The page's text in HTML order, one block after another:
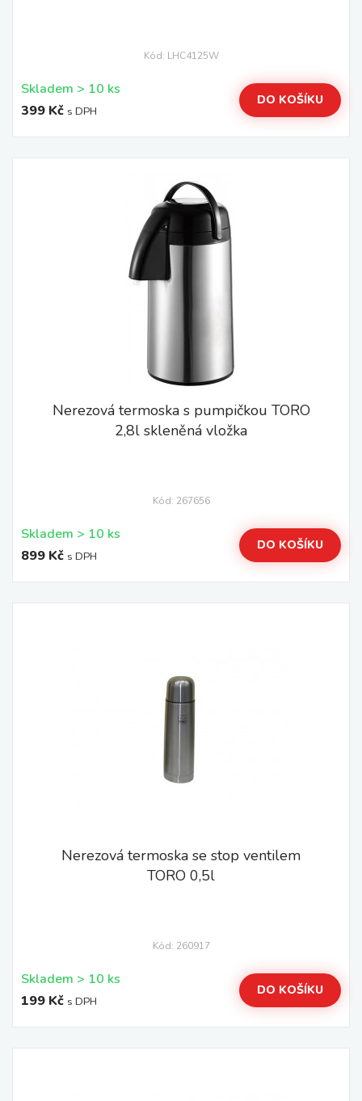
Kód: LHC4125W
Skladem > 10 ks
399 Kč s DPH
DO KOŠÍKU
Nerezová termoska s pumpičkou TORO
2,8l skleněná vložka
Kód: 267656
Skladem > 10 ks
899 Kč s DPH
DO KOŠÍKU
Nerezová termoska se stop ventilem
TORO 0,5l
Kód: 260917
Skladem > 10 ks
199 Kč s DPH
DO KOŠÍKU